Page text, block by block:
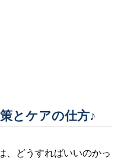
とケアの仕方♪
、どうすればいいのかっ